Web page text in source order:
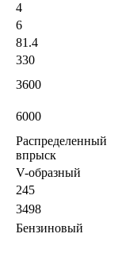
4
6
81.4
330
3600
6000
Распределенный
впрыск
V-образный
245
3498
Бензиновый